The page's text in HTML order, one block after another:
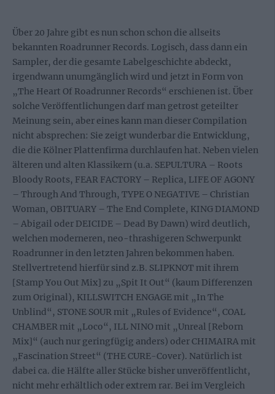
Über 20 Jahre gibt es nun schon schon die allseits
bekannten Roadrunner Records. Logisch, dass dann ein
Sampler, der die gesamte Labelgeschichte abdeckt,
irgendwann unumgänglich wird und jetzt in Form von
„The Heart Of Roadrunner Records“ erschienen ist. Über
solche Veröffentlichungen darf man getrost geteilter
Meinung sein, aber eines kann man dieser Compilation
nicht absprechen: Sie zeigt wunderbar die Entwicklung,
die die Kölner Plattenfirma durchlaufen hat. Neben vielen
älteren und alten Klassikern (u.a. SEPULTURA – Roots
Bloody Roots, FEAR FACTORY – Replica, LIFE OF AGONY
– Through And Through, TYPE O NEGATIVE – Christian
Woman, OBITUARY – The End Complete, KING DIAMOND
– Abigail oder DEICIDE – Dead By Dawn) wird deutlich,
welchen moderneren, neo-thrashigeren Schwerpunkt
Roadrunner in den letzten Jahren bekommen haben.
Stellvertretend hierfür sind z.B. SLIPKNOT mit ihrem
[Stamp You Out Mix] zu „Spit It Out“ (kaum Differenzen
zum Original), KILLSWITCH ENGAGE mit „In The
Unblind“, STONE SOUR mit „Rules of Evidence“, COAL
CHAMBER mit „Loco“, ILL NINO mit „Unreal [Reborn
Mix]“ (auch nur geringfügig anders) oder CHIMAIRA mit
„Fascination Street“ (THE CURE-Cover). Natürlich ist
dabei ca. die Hälfte aller Stücke bisher unveröffentlicht,
nicht mehr erhältlich oder extrem rar. Bei im Vergleich